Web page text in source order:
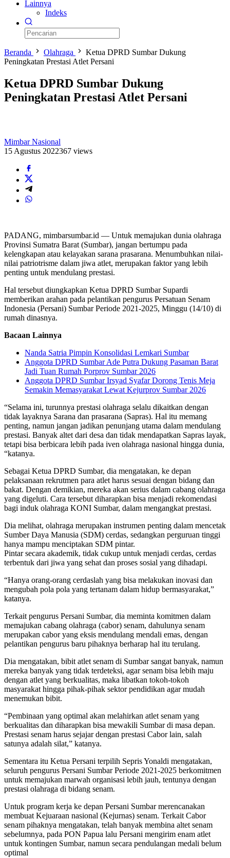
Lainnya
Indeks
Beranda Olahraga
Ketua DPRD Sumbar Dukung
Peningkatan Prestasi Atlet Persani
Ketua DPRD Sumbar Dukung
Peningkatan Prestasi Atlet Persani
Mimbar Nasional
15 Agustus 2022367 views
PADANG, mimbarsumbar.id — Untuk memajukan dunia olahraga
Provinsi Sumatra Barat (Sumbar), jangan bertumpu pada
kelengkapan atau kelayakan sarana prasarana. Menumbuhkan nilai-
nilai patriotrisme dalam jiwa atlet, merupakan faktor yang lebih
penting untuk mendulang prestasi.
Hal tersebut diungkapkan Ketua DPRD Sumbar Supardi
memberikan arahan pada pelantikan pengurus Persatuan Senam
Indonesia (Persani) Sumbar Periode 2021-2025, Minggu (14/10) di
rumah dinasnya.
Bacaan Lainnya
Nanda Satria Pimpin Konsolidasi Lemkari Sumbar
Anggota DPRD Sumbar Ade Putra Dukung Pasaman Barat
Jadi Tuan Rumah Porprov Sumbar 2026
Anggota DPRD Sumbar Irsyad Syafar Dorong Tenis Meja
Semakin Memasyarakat Lewat Kejurprov Sumbar 2026
“Selama ini, turunnya prestasi olahraga selalu dikaitkan dengan
tidak layaknya Sarana dan prasarana (Sapras). Hal itu memang
penting, namun jangan jadikan penunjang utama dalam mendulang
prestasi. Banyak altet dari desa dan tidak mendapatkan Sapras layak,
tetapi bisa berbicara lebih pada iven olahraga nasional hingga dunia,
“katanya.
Sebagai Ketua DPRD Sumbar, dia mengatakan, ke depan
pelaksanaan rekrutmen para atlet harus sesuai dengan bidang dan
bakat. Dengan demikian, mereka akan serius dalam cabang olahraga
yang digeluti. Cara tersebut diharapkan bisa menjadi rekomendasi
bagi induk olahraga KONI Sumbar, dalam mengangkat prestasi.
Dia melihat, olahraga merupakan instrumen penting dalam mencetak
Sumber Daya Manusia (SDM) cerdas, sedangkan perguruan tinggi
hanya mampu menciptakan SDM pintar.
Pintar secara akademik, tidak cukup untuk menjadi cerdas, cerdas
terbentuk dari jiwa yang sehat dan proses sosial yang dihadapi.
“Hanya orang-orang cerdaslah yang bisa melakukan inovasi dan
mengubah pola pola yang tertanam dalam hidup bermasyarakat,”
katanya.
Terkait pengurus Persani Sumbar, dia meminta komitmen dalam
memajukan cabang olahraga (cabor) senam, dahulunya senam
merupakan cabor yang eksis mendulang mendali emas, dengan
pelantikan pengurus baru pihaknya berharap hal itu terulang.
Dia mengatakan, bibit atlet senam di Sumbar sangat banyak, namun
mereka banyak yang tidak terdeteksi, agar senam bisa lebih maju
dengan atlet yang berkualitas, maka libatkan tokoh-tokoh
masyarakat hingga pihak-pihak sektor pendidikan agar mudah
menemukan bibit.
“Pembinaan yang optimal akan melahirkan atlet senam yang
berkualitas dan diharapkan bisa mewakili Sumbar di masa depan.
Prestasi senam harus sejajar dengan prestasi Cabor lain, salah
satunya adalah silat,” katanya.
Sementara itu Ketua Persani terpilih Sepris Yonaldi mengatakan,
seluruh pengurus Persani Sumbar Periode 2021-2025 berkomitmen
untuk memajukan marwah organisasi lebih jauh, tentunya dengan
prestasi olahraga di bidang senam.
Untuk program kerja ke depan Persani Sumbar merencanakan
membuat Kejuaraan nasional (Kejurnas) senam. Terkait Cabor
senam pihaknya mengatakan, telah banyak membina altet senam
sebelumnya, pada PON Papua lalu Persani mengirim enam atlet
untuk kontingen Sumbar, namun secara pendulangan medali belum
optimal